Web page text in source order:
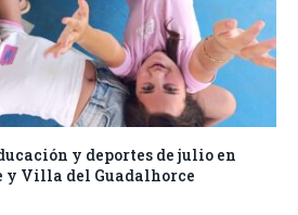
y deportes de julio en
y Villa del Guadalhorce